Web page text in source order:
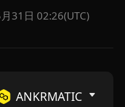
31日 02:26(UTC)
ANKRMATIC